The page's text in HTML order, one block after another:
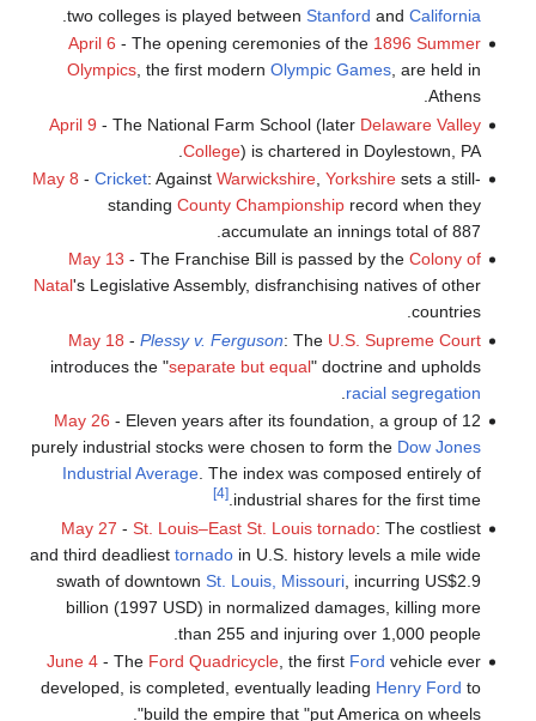
two colleges is played between Stanford and California
April 6 - The opening ceremonies of the 1896 Summer
Olympics, the first modern Olympic Games, are held in
Athens.
April 9 - The National Farm School (later Delaware Valley
College) is chartered in Doylestown, PA.
May 8 - Cricket: Against Warwickshire, Yorkshiresets a still-
standing County Championshiprecord when they
accumulate an innings total of 887.
May 13 - The Franchise Bill is passed by the Colony of
Natal's Legislative Assembly, disfranchising natives of other
countries.
May 18 - Plessy v. Ferguson: The U.S. Supreme Court
introduces the "separate but equal" doctrine and upholds
racial segregation
May 26 - Eleven years after its foundation, a group of 12
purely industrial stocks were chosen to form the Dow Jones
Industrial Average. The index was composed entirely of
industrial shares for the first time.
[4]
May 27 - St. Louis–East St. Louis tornado: The costliest
and third deadliest tornadoin U.S. history levels a mile wide
swath of downtown St. Louis, Missouri, incurring US$2.9
billion (1997 USD) in normalized damages, killing more
than 255 and injuring over 1,000 people.
June 4- The Ford Quadricycle, the first Ford vehicle ever
developed, is completed, eventually leading Henry Ford to
build the empire that "put America on wheels".